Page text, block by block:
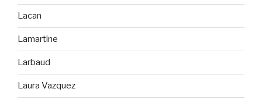
Lacan
Lamartine
Larbaud
Laura Vazquez